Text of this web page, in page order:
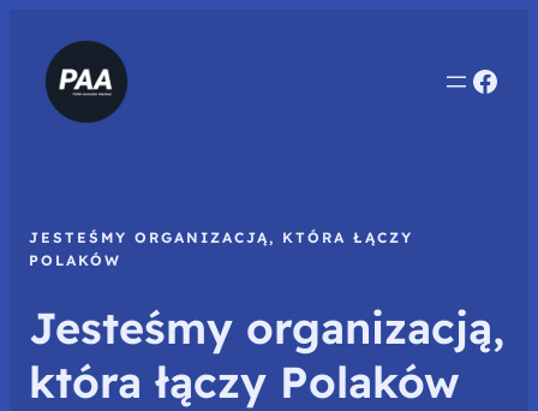
JESTEŚMY ORGANIZACJĄ, KTÓRA ŁĄCZY
POLAKÓW
Jesteśmy organizacją,
która łączy Polaków